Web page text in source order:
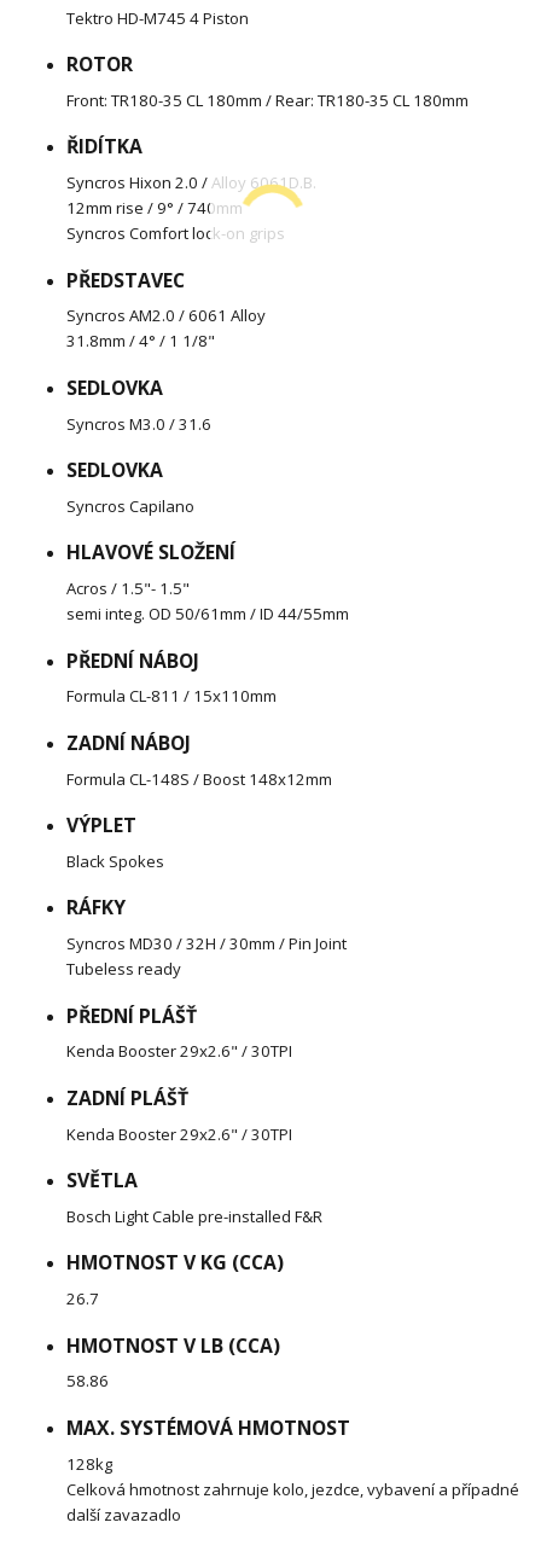
Tektro HD-M745 4 Piston
ROTOR
Front: TR180-35 CL 180mm / Rear: TR180-35 CL 180mm
ŘIDÍTKA
Syncros Hixon 2.0 / Alloy 6061D.B.
12mm rise / 9° / 740mm
Syncros Comfort lock-on grips
PŘEDSTAVEC
Syncros AM2.0 / 6061 Alloy
31.8mm / 4° / 1 1/8"
SEDLOVKA
Syncros M3.0 / 31.6
SEDLOVKA
Syncros Capilano
HLAVOVÉ SLOŽENÍ
Acros / 1.5"- 1.5"
semi integ. OD 50/61mm / ID 44/55mm
PŘEDNÍ NÁBOJ
Formula CL-811 / 15x110mm
ZADNÍ NÁBOJ
Formula CL-148S / Boost 148x12mm
VÝPLET
Black Spokes
RÁFKY
Syncros MD30 / 32H / 30mm / Pin Joint
Tubeless ready
PŘEDNÍ PLÁŠŤ
Kenda Booster 29x2.6" / 30TPI
ZADNÍ PLÁŠŤ
Kenda Booster 29x2.6" / 30TPI
SVĚTLA
Bosch Light Cable pre-installed F&R
HMOTNOST V KG (CCA)
26.7
HMOTNOST V LB (CCA)
58.86
MAX. SYSTÉMOVÁ HMOTNOST
128kg
Celková hmotnost zahrnuje kolo, jezdce, vybavení a případné
další zavazadlo